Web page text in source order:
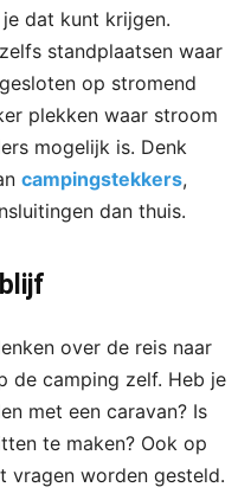
dat kunt krijgen.
standplaatsen waar
op stromend
plekken waar stroom
mogelijk is. Denk
campingstekkers,
dan thuis.
over de reis naar
de camping zelf. Heb je
met een caravan? Is
te maken? Ook op
vragen worden gesteld.